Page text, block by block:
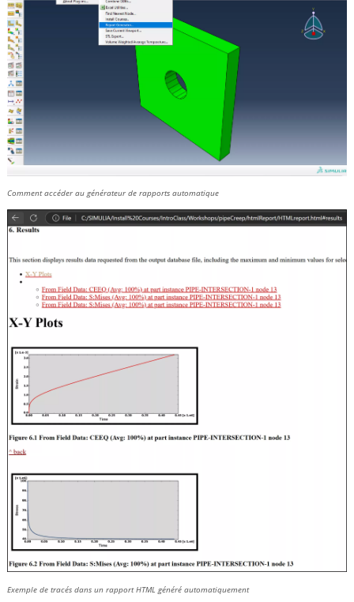
Comment accéder au générateur de rapports automatique
Exemple de tracés dans un rapport HTML généré automatiquement